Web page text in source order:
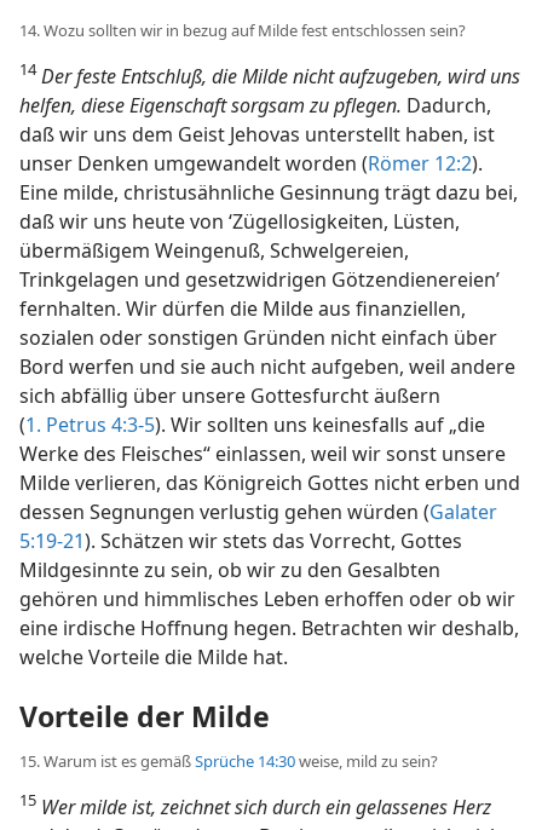
14. Wozu sollten wir in bezug auf Milde fest entschlossen sein?
14 Der feste Entschluß, die Milde nicht aufzugeben, wird uns
helfen, diese Eigenschaft sorgsam zu pflegen. Dadurch,
daß wir uns dem Geist Jehovas unterstellt haben, ist
unser Denken umgewandelt worden (Römer 12:2).
Eine milde, christusähnliche Gesinnung trägt dazu bei,
daß wir uns heute von ‘Zügellosigkeiten, Lüsten,
übermäßigem Weingenuß, Schwelgereien,
Trinkgelagen und gesetzwidrigen Götzendienereien’
fernhalten. Wir dürfen die Milde aus finanziellen,
sozialen oder sonstigen Gründen nicht einfach über
Bord werfen und sie auch nicht aufgeben, weil andere
sich abfällig über unsere Gottesfurcht äußern
(1. Petrus 4:3-5). Wir sollten uns keinesfalls auf „die
Werke des Fleisches“ einlassen, weil wir sonst unsere
Milde verlieren, das Königreich Gottes nicht erben und
dessen Segnungen verlustig gehen würden (Galater
5:19-21). Schätzen wir stets das Vorrecht, Gottes
Mildgesinnte zu sein, ob wir zu den Gesalbten
gehören und himmlisches Leben erhoffen oder ob wir
eine irdische Hoffnung hegen. Betrachten wir deshalb,
welche Vorteile die Milde hat.
Vorteile der Milde
15. Warum ist es gemäßSprüche 14:30weise, mild zu sein?
15 Wer milde ist, zeichnet sich durch ein gelassenes Herz